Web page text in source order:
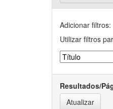
Adicionar filtros:
Utilizar filtros
Resultados/